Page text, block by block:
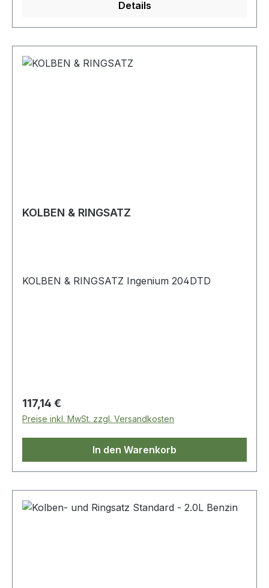
Details
KOLBEN & RINGSATZ
KOLBEN & RINGSATZ Ingenium 204DTD
Regulärer Preis:
117,14 €
Preise inkl. MwSt. zzgl. Versandkosten
In den Warenkorb